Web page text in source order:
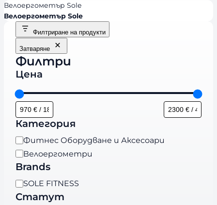
Велоергометър Sole
Велоергометър Sole
Филтриране на продукти
Затваряне
Филтри
Цена
Категория
К
а
т
г
о
Фитнес Оборудване и Аксесоари
Велоергометри
Brands
B
r
SOLE FITNESS
Статут